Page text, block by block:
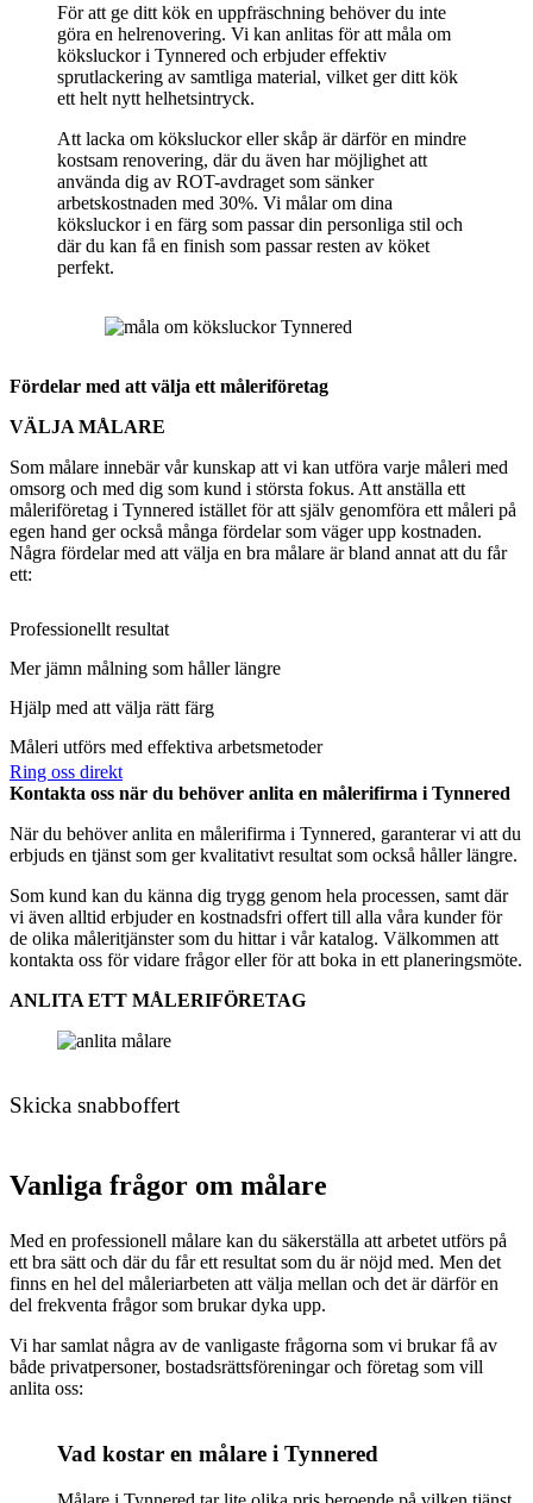
För att ge ditt kök en uppfräschning behöver du inte
göra en helrenovering. Vi kan anlitas för att måla om
köksluckor i Tynnered och erbjuder effektiv
sprutlackering av samtliga material, vilket ger ditt kök
ett helt nytt helhetsintryck.
Att lacka om köksluckor eller skåp är därför en mindre
kostsam renovering, där du även har möjlighet att
använda dig av ROT-avdraget som sänker
arbetskostnaden med 30%. Vi målar om dina
köksluckor i en färg som passar din personliga stil och
där du kan få en finish som passar resten av köket
perfekt.
Fördelar med att välja ett måleriföretag
VÄLJA MÅLARE
Som målare innebär vår kunskap att vi kan utföra varje måleri med
omsorg och med dig som kund i största fokus. Att anställa ett
måleriföretag i Tynnered istället för att själv genomföra ett måleri på
egen hand ger också många fördelar som väger upp kostnaden.
Några fördelar med att välja en bra målare är bland annat att du får
ett:
Professionellt resultat
Mer jämn målning som håller längre
Hjälp med att välja rätt färg
Måleri utförs med effektiva arbetsmetoder
Ring oss direkt
Kontakta oss när du behöver anlita en målerifirma i Tynnered
När du behöver anlita en målerifirma i Tynnered, garanterar vi att du
erbjuds en tjänst som ger kvalitativt resultat som också håller längre.
Som kund kan du känna dig trygg genom hela processen, samt där
vi även alltid erbjuder en kostnadsfri offert till alla våra kunder för
de olika måleritjänster som du hittar i vår katalog. Välkommen att
kontakta oss för vidare frågor eller för att boka in ett planeringsmöte.
ANLITA ETT MÅLERIFÖRETAG
Skicka snabboffert
Vanliga frågor om målare
Med en professionell målare kan du säkerställa att arbetet utförs på
ett bra sätt och där du får ett resultat som du är nöjd med. Men det
finns en hel del måleriarbeten att välja mellan och det är därför en
del frekventa frågor som brukar dyka upp.
Vi har samlat några av de vanligaste frågorna som vi brukar få av
både privatpersoner, bostadsrättsföreningar och företag som vill
anlita oss:
Vad kostar en målare i Tynnered